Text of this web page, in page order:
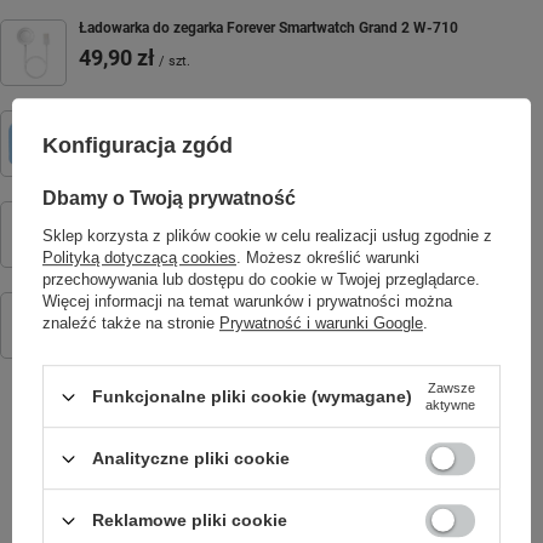
Ładowarka do zegarka Forever Smartwatch Grand 2 W-710
49,90 zł / szt.
134,99 zł / szt.
Ładowarka do smartwatcha Forever Forevive SB-350 i SB-365
49,90 zł / szt.
Forever Smartwatch GPS WiFi 4G Kids Look Me! 3 KW-520 czarny
249,00 zł / szt.
SPRAWDŹ TAKŻE
Konfiguracja zgód
Dbamy o Twoją prywatność
Sklep korzysta z plików cookie w celu realizacji usług zgodnie z
Polityką dotyczącą cookies. Możesz określić warunki
przechowywania lub dostępu do cookie w Twojej przeglądarce.
Więcej informacji na temat warunków i prywatności można
znaleźć także na stronie Prywatność i warunki Google.
Funkcjonalne pliki cookie (wymagane)
Zawsze
aktywne
Analityczne pliki cookie
Reklamowe pliki cookie